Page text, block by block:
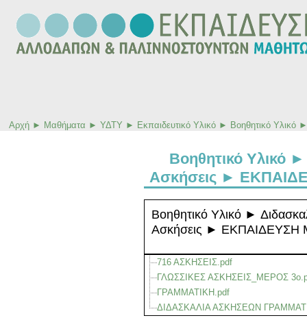
Αρχή ► Μαθήματα ► ΥΔΤΥ ► Εκπαιδευτικό Υλικό ► Βοηθητικό
Βοηθητικό Υλικό
Ασκήσεις ►
Βοηθητικό Υλικό ►
Ασκήσεις ►
716 ΑΣΚΗΣΕΙΣ.pdf
ΓΛΩΣΣΙΚΕΣ ΑΣΚΗΣΕΙΣ_ΜΕΡΟΣ
ΓΡΑΜΜΑΤΙΚΗ.pdf
ΔΙΔΑΣΚΑΛΙΑ ΑΣΚΗΣΕΩΝ